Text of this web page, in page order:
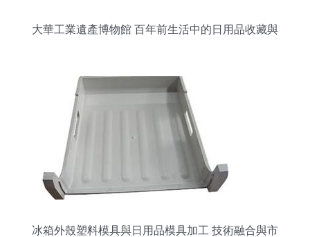
大華工業遺產博物館 百年前生活中的日用品收藏與
冰箱外殼塑料模具與日用品模具加工 技術融合與市